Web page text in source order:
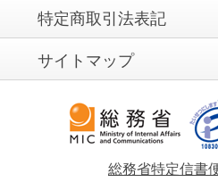
特定商取引法表記
サイトマップ
総務省特定信書